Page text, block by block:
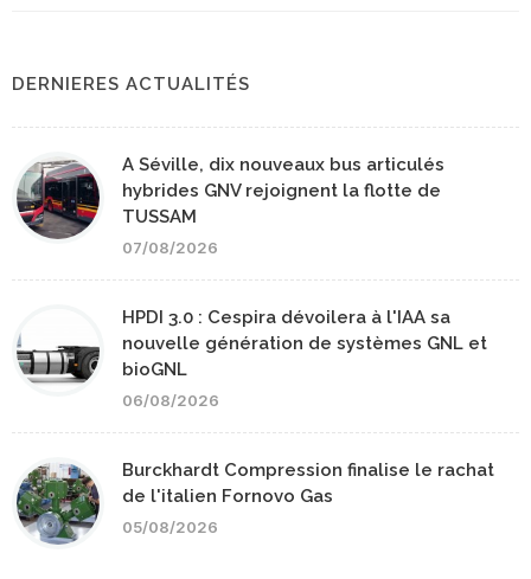
DERNIERES ACTUALITÉS
A Séville, dix nouveaux bus articulés
hybrides GNV rejoignent la flotte de
TUSSAM
07/08/2026
HPDI 3.0 : Cespira dévoilera à l'IAA sa
nouvelle génération de systèmes GNL et
bioGNL
06/08/2026
Burckhardt Compression finalise le rachat
de l'italien Fornovo Gas
05/08/2026